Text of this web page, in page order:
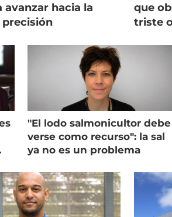
avanzar hacia la
que
triste
"El lodo salmonicultor debe
verse como recurso": la sal
ya no es un problema